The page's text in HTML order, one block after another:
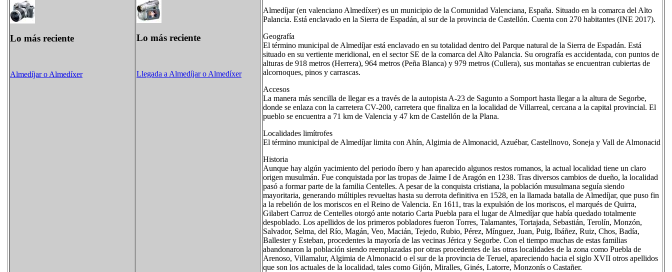
Lo más reciente
Almedíjar o Almedíxer
Lo más reciente
Llegada a Almedíjar o Almedíxer
Almedíjar (en valenciano Almedíxer) es un municipio de la Comunidad Valenciana, España. Situado en la comarca del Alto
Palancia. Está enclavado en la Sierra de Espadán, al sur de la provincia de Castellón. Cuenta con 270 habitantes (INE 2017).
Geografía
El término municipal de Almedíjar está enclavado en su totalidad dentro del Parque natural de la Sierra de Espadán. Está
situado en su vertiente meridional, en el sector SE de la comarca del Alto Palancia. Su orografía es accidentada, con puntos de
alturas de 918 metros (Herrera), 964 metros (Peña Blanca) y 979 metros (Cullera), sus montañas se encuentran cubiertas de
alcornoques, pinos y carrascas.
Accesos
La manera más sencilla de llegar es a través de la autopista A-23 de Sagunto a Somport hasta llegar a la altura de Segorbe,
donde se enlaza con la carretera CV-200, carretera que finaliza en la localidad de Villarreal, cercana a la capital provincial. El
pueblo se encuentra a 71 km de Valencia y 47 km de Castellón de la Plana.
Localidades limítrofes
El término municipal de Almedíjar limita con Ahín, Algimia de Almonacid, Azuébar, Castellnovo, Soneja y Vall de Almonacid
Historia
Aunque hay algún yacimiento del periodo íbero y han aparecido algunos restos romanos, la actual localidad tiene un claro
origen musulmán. Fue conquistada por las tropas de Jaime I de Aragón en 1238. Tras diversos cambios de dueño, la localidad
pasó a formar parte de la familia Centelles. A pesar de la conquista cristiana, la población musulmana seguía siendo
mayoritaria, generando múltiples revueltas hasta su derrota definitiva en 1528, en la llamada batalla de Almedíjar, que puso fin
a la rebelión de los moriscos en el Reino de Valencia. En 1611, tras la expulsión de los moriscos, el marqués de Quirra,
Gilabert Carroz de Centelles otorgó ante notario Carta Puebla para el lugar de Almedíjar que había quedado totalmente
despoblado. Los apellidos de los primeros pobladores fueron Torres, Talamantes, Tortajada, Sebastián, Terolín, Monzón,
Salvador, Selma, del Río, Magán, Veo, Macián, Tejedo, Rubio, Pérez, Mínguez, Juan, Puig, Ibáñez, Ruiz, Chos, Badía,
Ballester y Esteban, procedentes la mayoría de las vecinas Jérica y Segorbe. Con el tiempo muchas de estas familias
abandonaron la población siendo reemplazadas por otras procedentes de las otras localidades de la zona como Puebla de
Arenoso, Villamalur, Algimia de Almonacid o el sur de la provincia de Teruel, apareciendo hacia el siglo XVII otros apellidos
que son los actuales de la localidad, tales como Gijón, Miralles, Ginés, Latorre, Monzonís o Castañer.